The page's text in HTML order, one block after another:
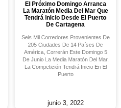
El Próximo Domingo Arranca
La Maratón Media Del Mar Que
Tendrá Inicio Desde El Puerto
De Cartagena
Seis Mil Corredores Provenientes De
205 Ciudades De 14 Países De
América, Correrán Este Domingo 5
De Junio La Media Maratón Del Mar,
La Competición Tendrá Inicio En El
Puerto
junio 3, 2022